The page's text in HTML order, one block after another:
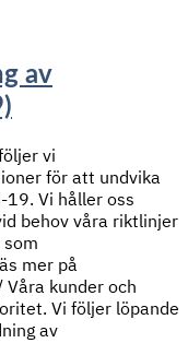
av
vi
för att undvika
Vi håller oss
behov våra riktlinjer
mer på
kunder och
Vi följer löpande
av